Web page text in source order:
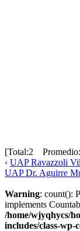
[Total:2
‹ UAP Ravazzoli
UAP Dr. Aguirre
Warning: count():
implements
/home/wjyqhycs/
includes/class-